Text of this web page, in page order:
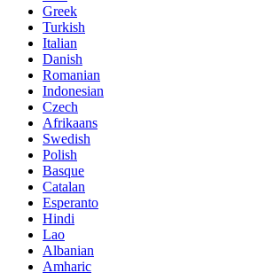
Greek
Turkish
Italian
Danish
Romanian
Indonesian
Czech
Afrikaans
Swedish
Polish
Basque
Catalan
Esperanto
Hindi
Lao
Albanian
Amharic